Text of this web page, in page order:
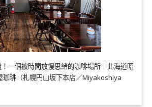
一個被時間放慢思緒的咖啡場所｜北海道昭
珈琲（札幌円山坂下本店／Miyakoshiya